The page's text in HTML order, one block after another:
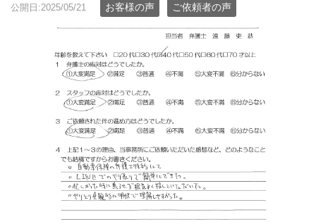
公開日:2025/05/21 お客様の声 ご依頼者の声